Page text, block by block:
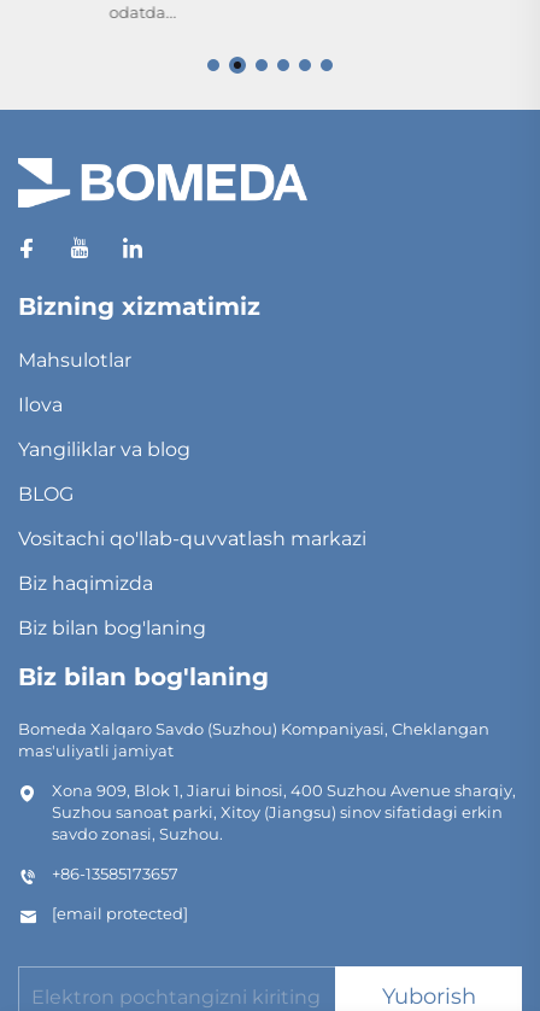
Bizning xizmatimiz
Mahsulotlar
Ilova
Yangiliklar va blog
BLOG
Vositachi qo'llab-quvvatlash markazi
Biz haqimizda
Biz bilan bog'laning
Biz bilan bog'laning
Bomeda Xalqaro Savdo (Suzhou) Kompaniyasi, Cheklangan
mas'uliyatli jamiyat
Xona 909, Blok 1, Jiarui binosi, 400 Suzhou Avenue sharqiy,
Suzhou sanoat parki, Xitoy (Jiangsu) sinov sifatidagi erkin
savdo zonasi, Suzhou.
+86-13585173657
[email protected]
Yuborish